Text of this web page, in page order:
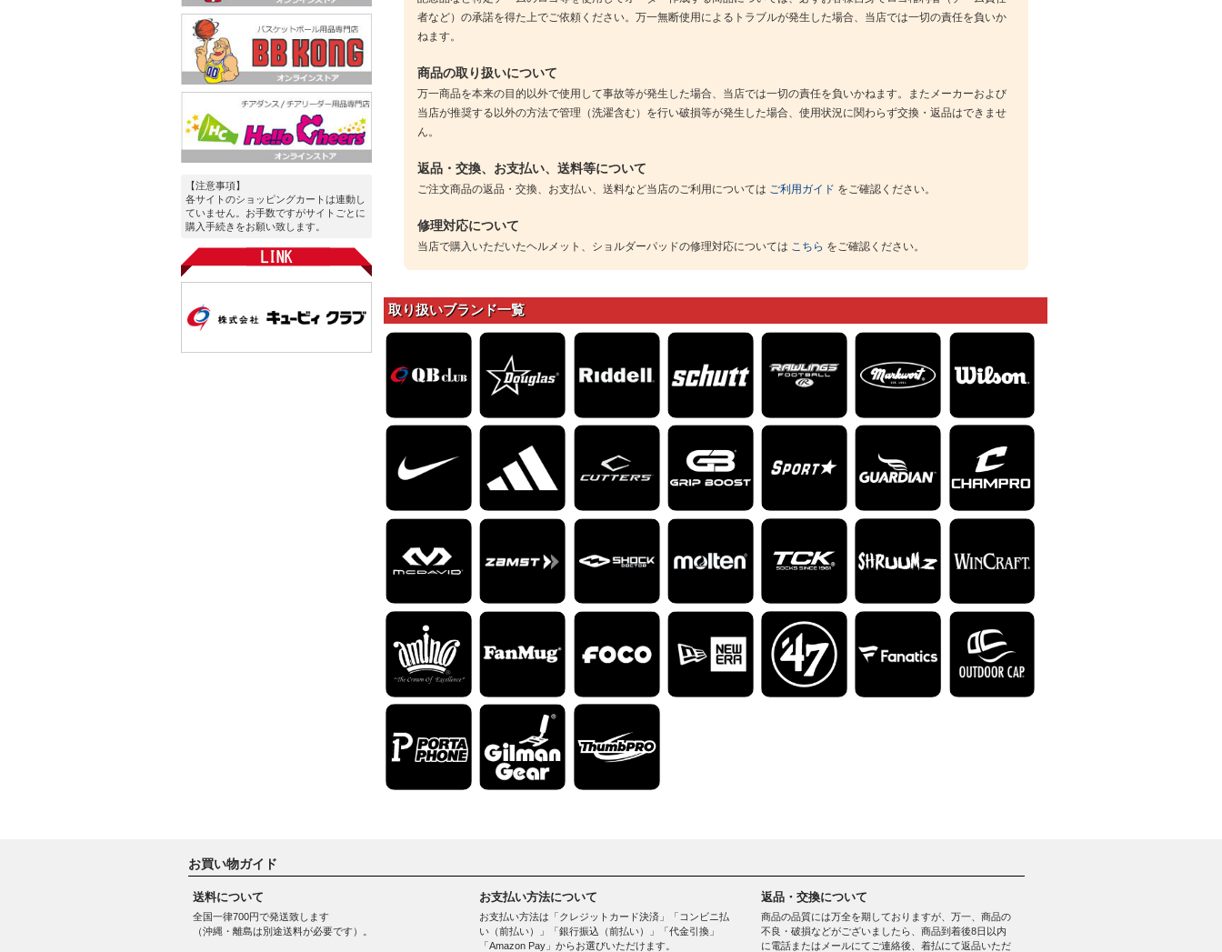
【注意事項】
各サイトのショッピングカートは連動し
ていません。お手数ですがサイトごとに
購入手続きをお願い致します。
者など）の承諾を得た上でご依頼ください。万一無断使用によるトラブルが発生した場合、当店では一切の責任を負いか
ねます。
商品の取り扱いについて
万一商品を本来の目的以外で使用して事故等が発生した場合、当店では一切の責任を負いかねます。またメーカーおよび
当店が推奨する以外の方法で管理（洗濯含む）を行い破損等が発生した場合、使用状況に関わらず交換・返品はできませ
ん。
返品・交換、お支払い、送料等について
ご注文商品の返品・交換、お支払い、送料など当店のご利用については ご利用ガイド をご確認ください。
修理対応について
当店で購入いただいたヘルメット、ショルダーパッドの修理対応については こちら をご確認ください。
取り扱いブランド一覧
お買い物ガイド
送料について
全国一律700円で発送致します
（沖縄・離島は別途送料が必要です）。
お支払い方法について
お支払い方法は「クレジットカード決済」「コンビニ払
い（前払い）」「銀行振込（前払い）」「代金引換」
「Amazon Pay」からお選びいただけます。
返品・交換について
商品の品質には万全を期しておりますが、万一、商品の
不良・破損などがございましたら、商品到着後8日以内
に電話またはメールにてご連絡後、着払にて返品いただ